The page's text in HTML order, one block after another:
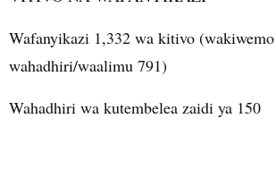
Wafanyikazi 1,332 wa kitivo (wakiwemo
wahadhiri/waalimu 791)
Wahadhiri wa kutembelea zaidi ya 150